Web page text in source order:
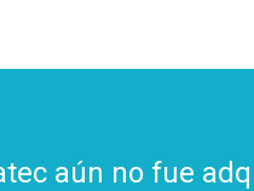
aún no fue